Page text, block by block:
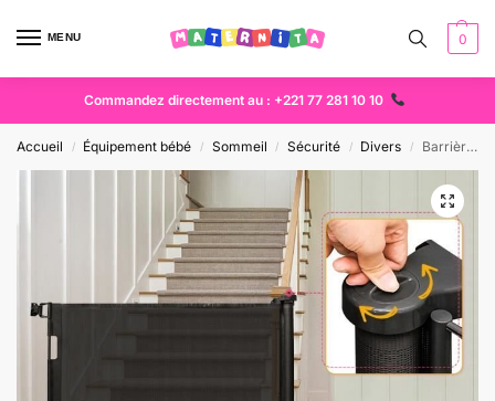
MENU 0
Commandez directement au : +221 77 281 10 10
Accueil / Équipement bébé / Sommeil / Sécurité / Divers / Barrière de sécurité bébé extensible – Protection enfant pour porte et escalier